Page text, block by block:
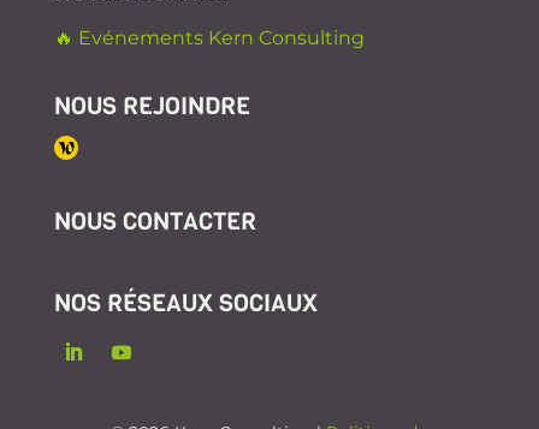
🔥 Evénements Kern Consulting
NOUS REJOINDRE
NOUS CONTACTER
NOS RÉSEAUX SOCIAUX